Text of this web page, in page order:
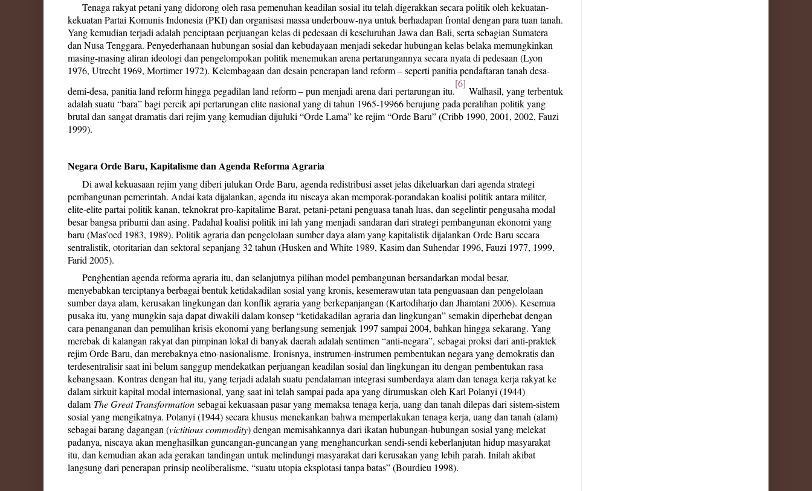
Tenaga rakyat petani yang didorong oleh rasa pemenuhan keadilan sosial itu telah digerakkan secara politik oleh kekuatan-
kekuatan Partai Komunis Indonesia (PKI) dan organisasi massa underbouw-nya untuk berhadapan frontal dengan para tuan tanah.
Yang kemudian terjadi adalah penciptaan perjuangan kelas di pedesaan di keseluruhan Jawa dan Bali, serta sebagian Sumatera
dan Nusa Tenggara. Penyederhanaan hubungan sosial dan kebudayaan menjadi sekedar hubungan kelas belaka memungkinkan
masing-masing aliran ideologi dan pengelompokan politik menemukan arena pertarungannya secara nyata di pedesaan (Lyon
1976, Utrecht 1969, Mortimer 1972). Kelembagaan dan desain penerapan land reform – seperti panitia pendaftaran tanah desa-
demi-desa, panitia land reform hingga pegadilan land reform – pun menjadi arena dari pertarungan itu.
[6]
Walhasil, yang terbentuk
adalah suatu “bara” bagi percik api pertarungan elite nasional yang di tahun 1965-19966 berujung pada peralihan politik yang
brutal dan sangat dramatis dari rejim yang kemudian dijuluki “Orde Lama” ke rejim “Orde Baru” (Cribb 1990, 2001, 2002, Fauzi
1999).
Negara Orde Baru, Kapitalisme dan Agenda Reforma Agraria
Di awal kekuasaan rejim yang diberi julukan Orde Baru, agenda redistribusi asset jelas dikeluarkan dari agenda strategi
pembangunan pemerintah. Andai kata dijalankan, agenda itu niscaya akan memporak-porandakan koalisi politik antara militer,
elite-elite partai politik kanan, teknokrat pro-kapitalime Barat, petani-petani penguasa tanah luas, dan segelintir pengusaha modal
besar bangsa pribumi dan asing. Padahal koalisi politik ini lah yang menjadi sandaran dari strategi pembangunan ekonomi yang
baru (Mas’oed 1983, 1989). Politik agraria dan pengelolaan sumber daya alam yang kapitalistik dijalankan Orde Baru secara
sentralistik, otoritarian dan sektoral sepanjang 32 tahun (Husken and White 1989, Kasim dan Suhendar 1996, Fauzi 1977, 1999,
Farid 2005).
Penghentian agenda reforma agraria itu, dan selanjutnya pilihan model pembangunan bersandarkan modal besar,
menyebabkan terciptanya berbagai bentuk ketidakadilan sosial yang kronis, kesemerawutan tata penguasaan dan pengelolaan
sumber daya alam, kerusakan lingkungan dan konflik agraria yang berkepanjangan (Kartodiharjo dan Jhamtani 2006). Kesemua
pusaka itu, yang mungkin saja dapat diwakili dalam konsep “ketidakadilan agraria dan lingkungan” semakin diperhebat dengan
cara penanganan dan pemulihan krisis ekonomi yang berlangsung semenjak 1997 sampai 2004, bahkan hingga sekarang. Yang
merebak di kalangan rakyat dan pimpinan lokal di banyak daerah adalah sentimen “anti-negara”, sebagai proksi dari anti-praktek
rejim Orde Baru, dan merebaknya etno-nasionalisme. Ironisnya, instrumen-instrumen pembentukan negara yang demokratis dan
terdesentralisir saat ini belum sanggup mendekatkan perjuangan keadilan sosial dan lingkungan itu dengan pembentukan rasa
kebangsaan. Kontras dengan hal itu, yang terjadi adalah suatu pendalaman integrasi sumberdaya alam dan tenaga kerja rakyat ke
dalam sirkuit kapital modal internasional, yang saat ini telah sampai pada apa yang dirumuskan oleh Karl Polanyi (1944)
dalam The Great Transformation sebagai kekuasaan pasar yang memaksa tenaga kerja, uang dan tanah dilepas dari sistem-sistem
sosial yang mengikatnya. Polanyi (1944) secara khusus menekankan bahwa memperlakukan tenaga kerja, uang dan tanah (alam)
sebagai barang dagangan (victitious commodity) dengan memisahkannya dari ikatan hubungan-hubungan sosial yang melekat
padanya, niscaya akan menghasilkan guncangan-guncangan yang menghancurkan sendi-sendi keberlanjutan hidup masyarakat
itu, dan kemudian akan ada gerakan tandingan untuk melindungi masyarakat dari kerusakan yang lebih parah. Inilah akibat
langsung dari penerapan prinsip neoliberalisme, “suatu utopia eksplotasi tanpa batas” (Bourdieu 1998).